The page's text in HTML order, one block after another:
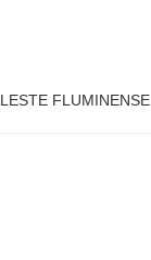
LESTE FLUMINENSE